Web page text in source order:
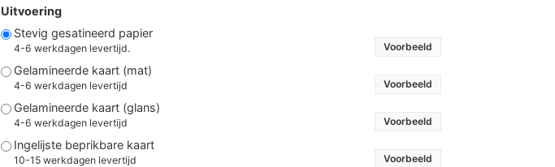
Uitvoering
Stevig gesatineerd papier
4-6 werkdagen levertijd. Voorbeeld
Gelamineerde kaart (mat)
4-6 werkdagen levertijd Voorbeeld
Gelamineerde kaart (glans)
4-6 werkdagen levertijd Voorbeeld
Ingelijste beprikbare kaart
10-15 werkdagen levertijd Voorbeeld